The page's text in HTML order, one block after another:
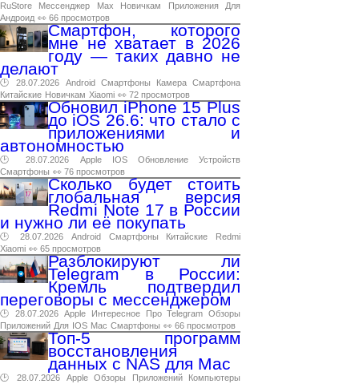
RuStore
Мессенджер Max Новичкам Приложения
Для
Андроид 👀 66 просмотров
Смартфон, которого
мне не хватает в 2026
году — таких давно не
делают
🕑 28.07.2026 Android Смартфоны Камера Смартфона
Китайские Новичкам Xiaomi 👀 72 просмотров
Обновил iPhone 15 Plus
до iOS 26.6: что стало с
приложениями и
автономностью
🕑 28.07.2026 Apple IOS Обновление
Устройств
Смартфоны 👀 76 просмотров
Сколько будет стоить
глобальная версия
Redmi Note 17 в России
и нужно ли её покупать
🕑 28.07.2026 Android Смартфоны Китайские
Redmi
Xiaomi 👀 65 просмотров
Разблокируют ли
Telegram в России:
Кремль подтвердил
переговоры с мессенджером
🕑 28.07.2026 Apple Интересное Про Telegram Обзоры
Приложений Для IOS Mac Смартфоны 👀 66 просмотров
Топ-5 программ
восстановления
данных с NAS для Mac
🕑 28.07.2026 Apple Обзоры Приложений
Компьютеры